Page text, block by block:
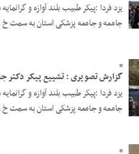
یزد فردا :پیکر طبیب بلند آوازه و
جامعه و جامعه پزشکی استان به سمت
گزارش تصویری : تشییع پیکر دکتر
یزد فردا :پیکر طبیب بلند آوازه و
جامعه و جامعه پزشکی استان به سمت